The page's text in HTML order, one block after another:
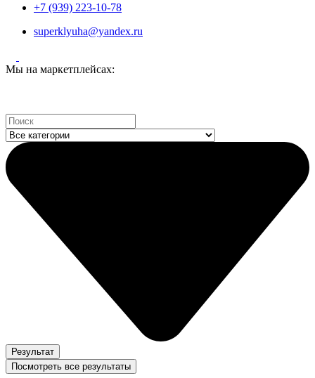
+7 (939) 223-10-78
superklyuha@yandex.ru
Мы на маркетплейсах:
Search
...
Результат
Посмотреть все результаты